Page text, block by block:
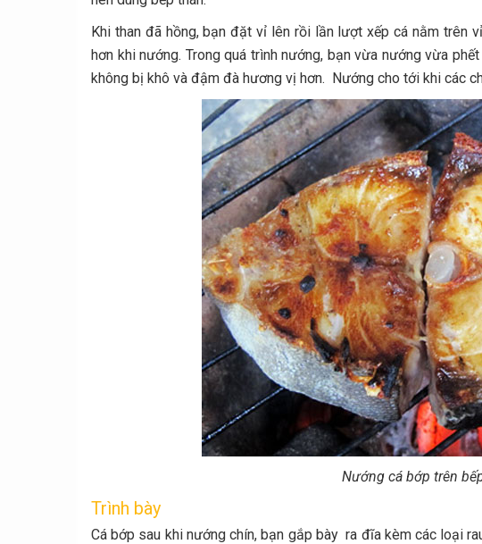
Khi than đã hồng, bạn đặt vỉ lên rồi lần lượt xếp cá nằm trên
hơn khi nướng. Trong quá trình nướng, bạn vừa nướng vừa
không bị khô và đậm đà hương vị hơn. Nướng cho tới khi các
Nướng cá bớp trên
Trình bày
Cá bớp sau khi nướng chín, bạn gắp bày ra đĩa kèm các loại